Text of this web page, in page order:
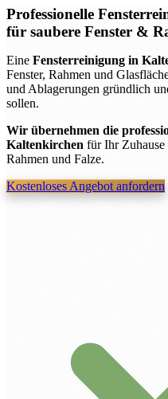
Professionelle
für saubere Fenster &
Eine Fensterreinigung in
Fenster, Rahmen und
und Ablagerungen gründlich
sollen.
Wir übernehmen die
Kaltenkirchen für Ihr
Rahmen und Falze.
Kostenloses Angebot anfordern